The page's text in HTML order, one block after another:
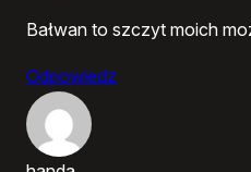
Bałwan to szczyt moich
Odpowiedz